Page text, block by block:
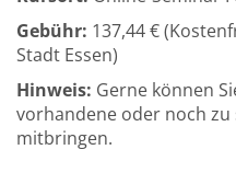
Gebühr: 137,44 €
Stadt Essen)
Hinweis: Gerne können
vorhandene oder noch
mitbringen.